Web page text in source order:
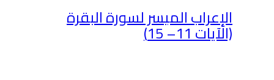
الإعراب الميسر لسورة البقرة
(الآيات 11– 15)